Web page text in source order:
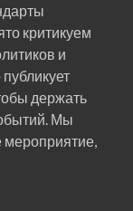
критикуем
и
держать
Мы
мероприятие,